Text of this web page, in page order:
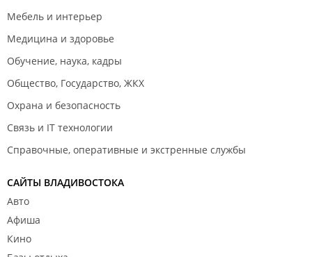
Мебель и интерьер
Медицина и здоровье
Обучение, наука, кадры
Общество, Государство, ЖКХ
Охрана и безопасность
Связь и IT технологии
Справочные, оперативные и экстренные службы
САЙТЫ ВЛАДИВОСТОКА
Авто
Афиша
Кино